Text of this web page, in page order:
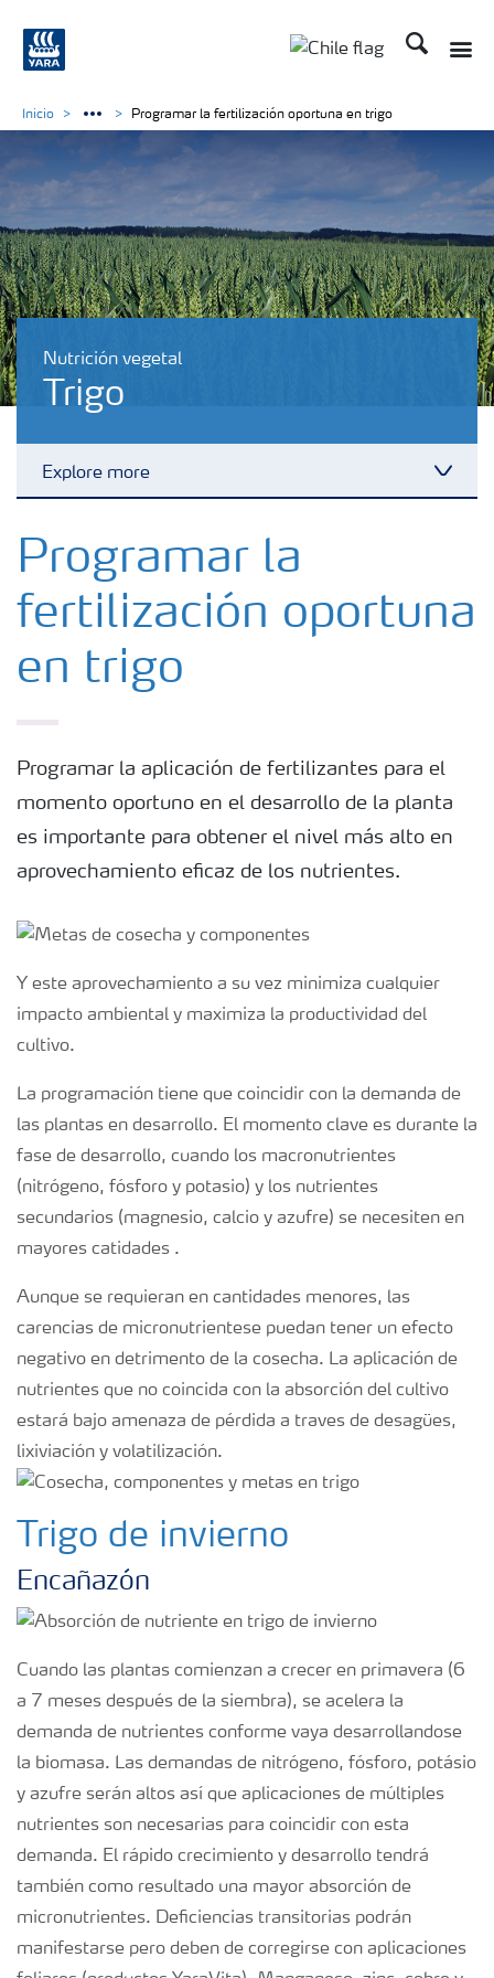
Buscar
Nutrición vegetal
Trigo
Explore more
Fertilizantes con baja Huella de Carbono
Fertilizantes
Portafolio de Agricultura Digital
Inicio Programar la fertilización oportuna en trigo
Programar la
fertilización oportuna
en trigo
Programar la aplicación de fertilizantes para el
momento oportuno en el desarrollo de la planta
es importante para obtener el nivel más alto en
aprovechamiento eficaz de los nutrientes.
Y este aprovechamiento a su vez minimiza cualquier
impacto ambiental y maximiza la productividad del
cultivo.
La programación tiene que coincidir con la demanda de
las plantas en desarrollo. El momento clave es durante la
fase de desarrollo, cuando los macronutrientes
(nitrógeno, fósforo y potasio) y los nutrientes
secundarios (magnesio, calcio y azufre) se necesiten en
mayores catidades .
Aunque se requieran en cantidades menores, las
carencias de micronutrientese puedan tener un efecto
negativo en detrimento de la cosecha. La aplicación de
nutrientes que no coincida con la absorción del cultivo
estará bajo amenaza de pérdida a traves de desagües,
lixiviación y volatilización.
Trigo de invierno
Encañazón
Cuando las plantas comienzan a crecer en primavera (6
a 7 meses después de la siembra), se acelera la
demanda de nutrientes conforme vaya desarrollandose
la biomasa. Las demandas de nitrógeno, fósforo, potásio
y azufre serán altos así que aplicaciones de múltiples
nutrientes son necesarias para coincidir con esta
demanda. El rápido crecimiento y desarrollo tendrá
también como resultado una mayor absorción de
micronutrientes. Deficiencias transitorias podrán
manifestarse pero deben de corregirse con aplicaciones